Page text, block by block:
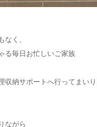
く、
る毎日お忙しいご家族
収納サポートへ行ってまい
ながら